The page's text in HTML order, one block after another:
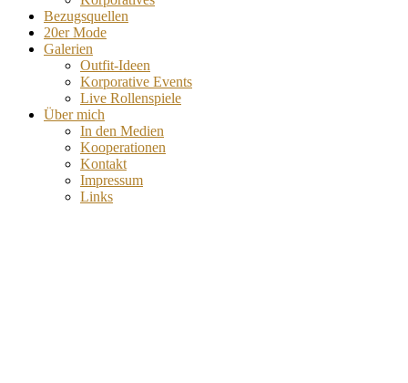
Bezugsquellen
20er Mode
Galerien
Outfit-Ideen
Korporative Events
Live Rollenspiele
Über mich
In den Medien
Kooperationen
Kontakt
Impressum
Links